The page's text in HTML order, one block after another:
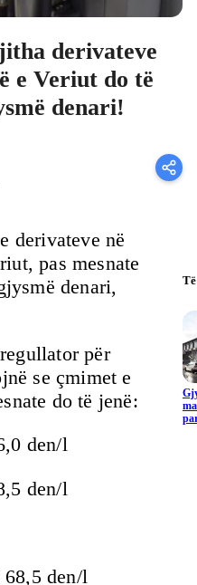
derivateve
e Veriut do të
denari!
derivateve në
pas mesnate
denari,
për
se çmimet e
do të jenë:
den/l
den/l
den/l